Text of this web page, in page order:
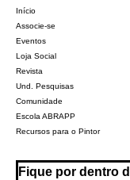
Início
Associe-se
Eventos
Loja Social
Revista
Und. Pesquisas
Comunidade
Escola ABRAPP
Recursos para o Pintor
Fique por dentro